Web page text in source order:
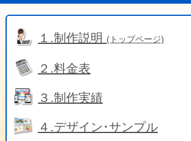
１.制作説明 (トップページ)
２.料金表
３.制作実績
４.デザイン･サンプル